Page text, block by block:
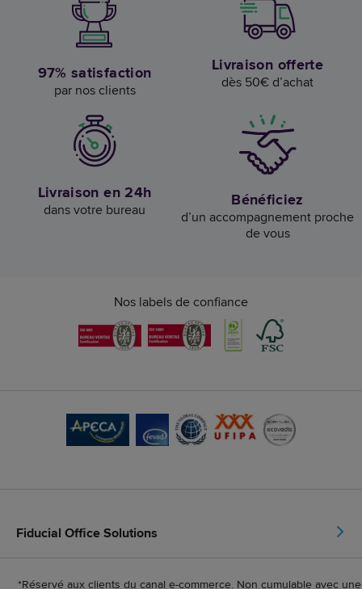
97% satisfaction
par nos clients
Livraison offerte
dès 50€ d’achat
Livraison en 24h
dans votre bureau Bénéficiez
d’un accompagnement proche
de vous
Nos labels de confiance
Fiducial Office Solutions
*Réservé aux clients du canal e-commerce. Non cumulable avec une